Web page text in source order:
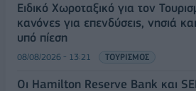
Ειδικό Χωροταξικό για τον
κανόνες για επενδύσεις, νησιά
υπό πίεση
08/08/2026 - 13:21 ΤΟΥΡΙΣΜΟΣ
Οι Hamilton Reserve Bank και